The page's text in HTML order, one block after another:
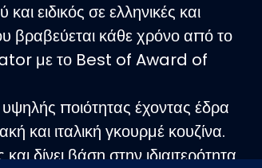
ειδικός σε ελληνικές και
βραβεύεται κάθε χρόνο από το
με το Best of Award of
ποιότητας έχοντας έδρα
και ιταλική γκουρμέ κουζίνα.
δίνει βάση στην ιδιαιτερότητα